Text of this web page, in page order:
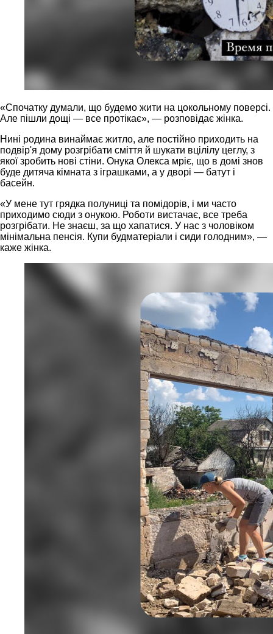
«Спочатку думали, що будемо жити на цокольному поверсі.
Але пішли дощі — все протікає», — розповідає жінка.
Нині родина винаймає житло, але постійно приходить на
подвір'я дому розгрібати сміття й шукати вцілілу цеглу, з
якої зробить нові стіни. Онука Олекса мріє, що в домі знов
буде дитяча кімната з іграшками, а у дворі — батут і
басейн.
«У мене тут грядка полуниці та помідорів, і ми часто
приходимо сюди з онукою. Роботи вистачає, все треба
розгрібати. Не знаєш, за що хапатися. У нас з чоловіком
мінімальна пенсія. Купи будматеріали і сиди голодним», —
каже жінка.